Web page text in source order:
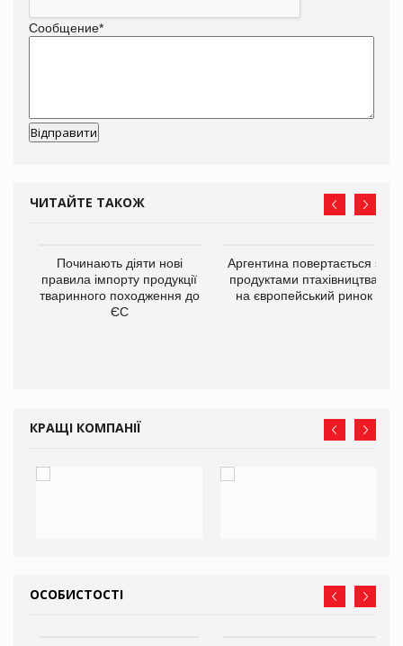
Сообщение*
ЧИТАЙТЕ ТАКОЖ
Починають діяти нові
правила імпорту продукції
тваринного походження до
ЄС
Аргентина повертається з
продуктами птахівництва
на європейський ринок
КРАЩІ КОМПАНІЇ
ОСОБИСТОСТІ